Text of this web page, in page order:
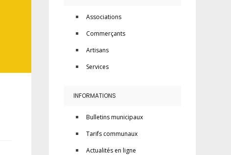
Associations
Commerçants
Artisans
Services
INFORMATIONS
Bulletins municipaux
Tarifs communaux
Actualités en ligne